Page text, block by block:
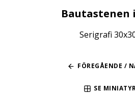
Bautastenen
Serigrafi
FÖREGÅENDE /
SE